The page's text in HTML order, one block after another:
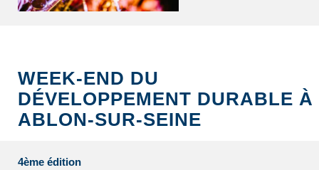
WEEK-END DU
DÉVELOPPEMENT DURABLE À
ABLON-SUR-SEINE
4ème édition